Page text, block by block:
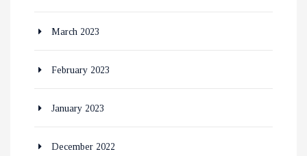
March 2023
February 2023
January 2023
December 2022